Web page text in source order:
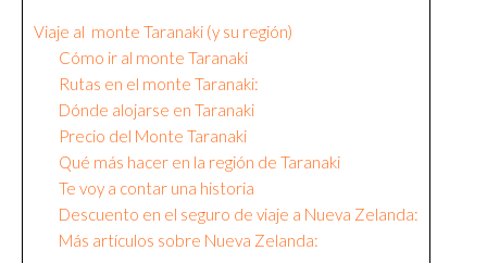
Viaje al monte Taranaki (y su región)
Cómo ir al monte Taranaki
Rutas en el monte Taranaki:
Dónde alojarse en Taranaki
Precio del Monte Taranaki
Qué más hacer en la región de Taranaki
Te voy a contar una historia
Descuento en el seguro de viaje a Nueva Zelanda:
Más artículos sobre Nueva Zelanda: